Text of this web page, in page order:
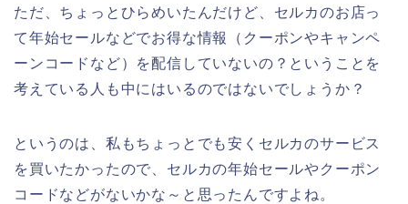
ただ、ちょっとひらめいたんだけど、セルカのお店っ
て年始セールなどでお得な情報（クーポンやキャンペ
ーンコードなど）を配信していないの？ということを
考えている人も中にはいるのではないでしょうか？
というのは、私もちょっとでも安くセルカのサービス
を買いたかったので、セルカの年始セールやクーポン
コードなどがないかな～と思ったんですよね。